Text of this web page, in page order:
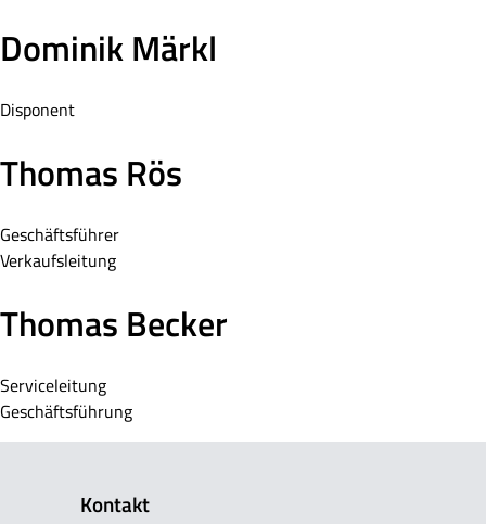
Dominik Märkl
Disponent
Thomas Rös
Geschäftsführer
Verkaufsleitung
Thomas Becker
Serviceleitung
Geschäftsführung
Kontakt